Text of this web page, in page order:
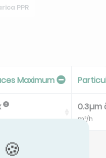
PPR
Maximum
0.3µm
m³/h